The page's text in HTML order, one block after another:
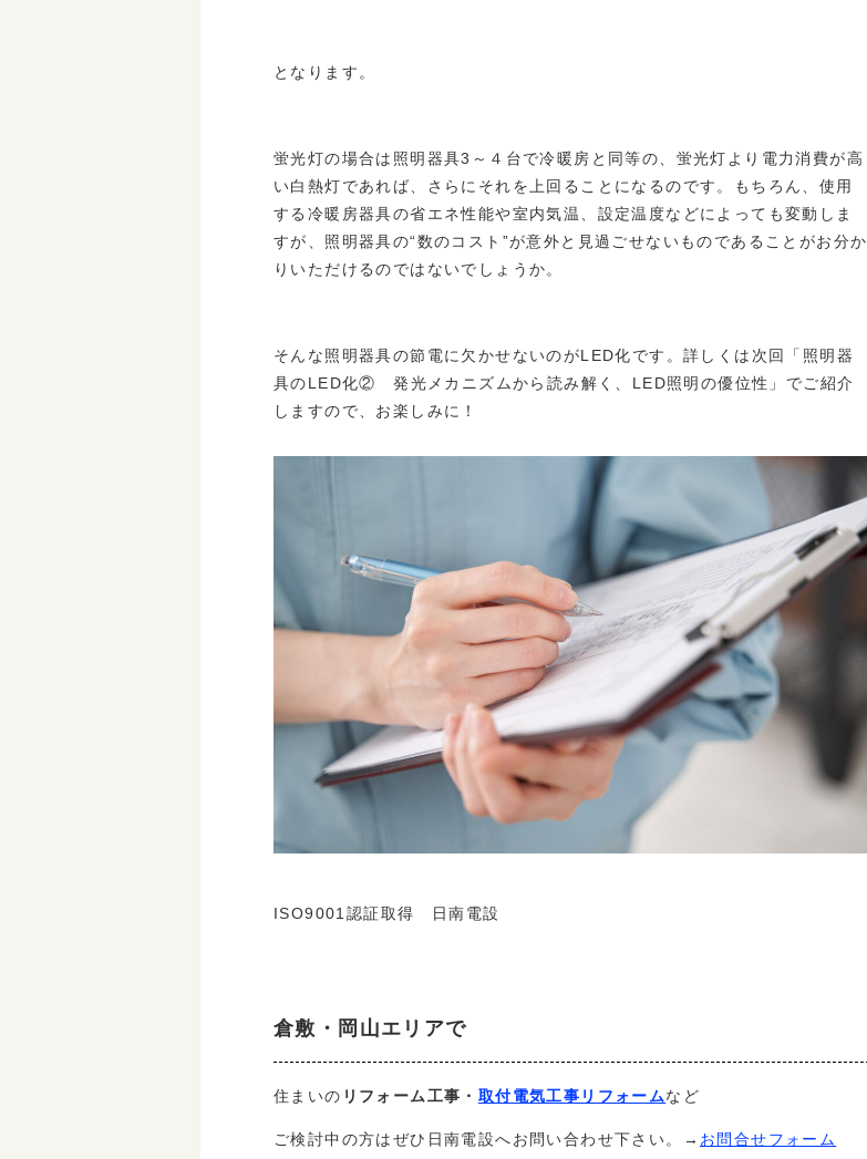
となります。
蛍光灯の場合は照明器具3～４台で冷暖房と同等の、蛍光灯より電力消費が高
い白熱灯であれば、さらにそれを上回ることになるのです。もちろん、使用
する冷暖房器具の省エネ性能や室内気温、設定温度などによっても変動しま
すが、照明器具の“数のコスト”が意外と見過ごせないものであることがお分か
りいただけるのではないでしょうか。
そんな照明器具の節電に欠かせないのがLED化です。詳しくは次回「照明器
具のLED化② 発光メカニズムから読み解く、LED照明の優位性」でご紹介
しますので、お楽しみに！
ISO9001認証取得 日南電設
倉敷・岡山エリアで
住まいの リフォーム工事・ 取付電気工事リフォームなど
ご検討中の方はぜひ日南電設へお問い合わせ下さい。→ お問合せフォーム